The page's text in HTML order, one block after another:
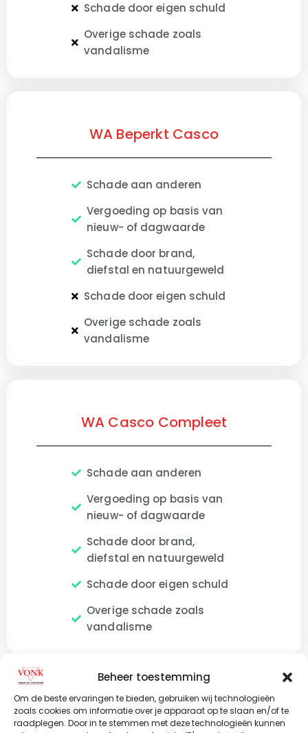
Beheer toestemming
Om de beste ervaringen te bieden, gebruiken wij technologieën
zoals cookies om informatie over je apparaat op te slaan en/of te
raadplegen. Door in te stemmen met deze technologieën kunnen
Schade door eigen schuld
Overige schade zoals
vandalisme
WA Beperkt Casco
Schade aan anderen
Vergoeding op basis van
nieuw- of dagwaarde
Schade door brand,
diefstal en natuurgeweld
Schade door eigen schuld
Overige schade zoals
vandalisme
WA Casco Compleet
Schade aan anderen
Vergoeding op basis van
nieuw- of dagwaarde
Schade door brand,
diefstal en natuurgeweld
Schade door eigen schuld
Overige schade zoals
vandalisme
De aanvullende mogelijkheden
Naast de bovengenoemde dekkingen heb je de keuze
uit verschillende aanvullende dekkingen. Voor deze
uitbreidingen betaal je extra premie. Onderstaand tref